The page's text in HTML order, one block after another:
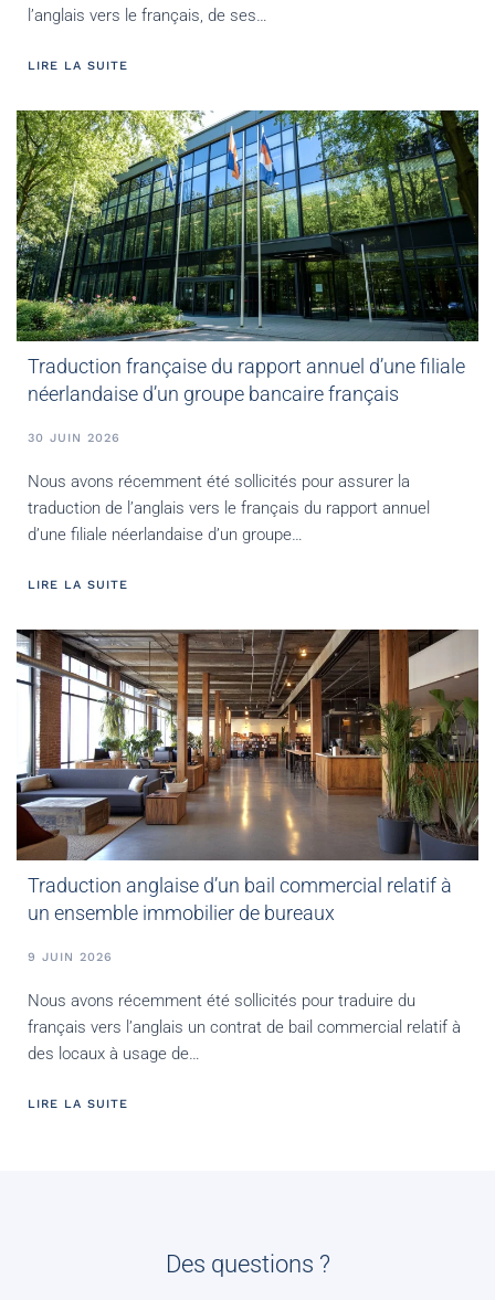
l’anglais vers le français, de ses…
LIRE LA SUITE
Traduction française du rapport annuel d’une filiale
néerlandaise d’un groupe bancaire français
30 JUIN 2026
Nous avons récemment été sollicités pour assurer la
traduction de l’anglais vers le français du rapport annuel
d’une filiale néerlandaise d’un groupe…
LIRE LA SUITE
Traduction anglaise d’un bail commercial relatif à
un ensemble immobilier de bureaux
9 JUIN 2026
Nous avons récemment été sollicités pour traduire du
français vers l’anglais un contrat de bail commercial relatif à
des locaux à usage de…
LIRE LA SUITE
Des questions ?